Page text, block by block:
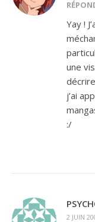
Yay !
une
j’ai
:/
2 JUIN